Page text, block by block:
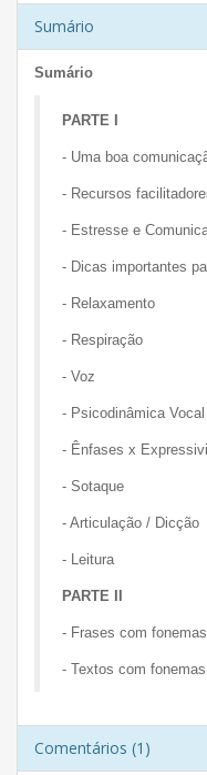
Sumário
Sumário
PARTE I
- Uma boa
- Recursos
- Estresse e
- Dicas importantes
- Relaxamento
- Respiração
- Voz
- Psicodinâmica Vocal
- Ênfases x
- Sotaque
- Articulação / Dicção
- Leitura
PARTE II
- Frases com
- Textos com
Comentários (1)